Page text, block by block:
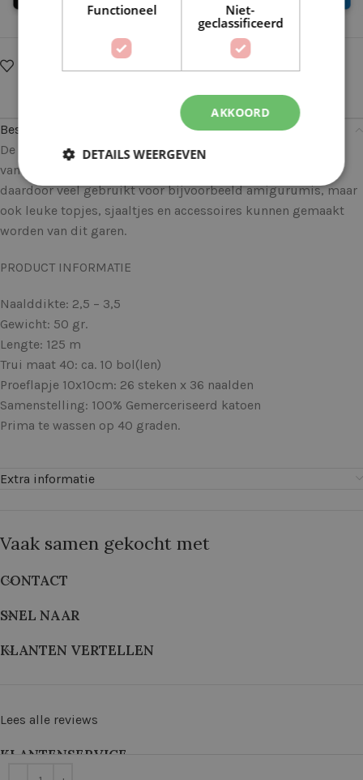
Beschrijving
De Katia Capri is een heerlijk gemerceriseerd (glans) garen
van 100% katoen. Uitermate geschikt om mee te haken, en
daardoor veel gebruikt voor bijvoorbeeld amigurumis, maar
ook leuke topjes, sjaaltjes en accessoires kunnen gemaakt
worden van dit garen.
PRODUCT INFORMATIE
Naalddikte: 2,5 – 3,5
Gewicht: 50 gr.
Lengte: 125 m
Trui maat 40: ca. 10 bol(len)
Proeflapje 10x10cm: 26 steken x 36 naalden
Samenstelling: 100% Gemerceriseerd katoen
Prima te wassen op 40 graden.
Extra informatie
Vaak samen gekocht met
CONTACT
SNEL NAAR
KLANTEN VERTELLEN
Lees alle reviews
KLANTENSERVICE
2026
Functioneel
Niet-
geclassificeerd
AKKOORD
DETAILS WEERGEVEN